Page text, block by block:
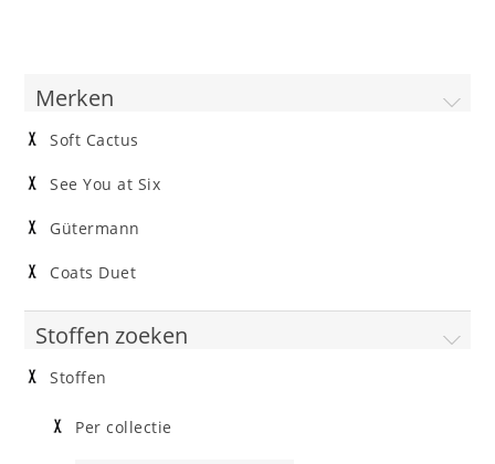
Merken
Soft Cactus
See You at Six
Gütermann
Coats Duet
Stoffen zoeken
Stoffen
Per collectie